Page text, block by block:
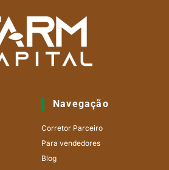
Navegação
Corretor Parceiro
Para vendedores
Blog